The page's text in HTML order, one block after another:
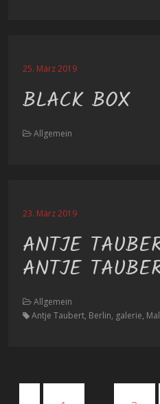
25. März 2019
BLACK BOX
Allgemein
23. März 2019
ANTJE
ANTJE
Allgemein
Antje Taubert, Berlin, galerie,